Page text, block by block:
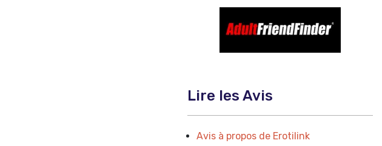
Lire les Avis
Avis à propos de Erotilink